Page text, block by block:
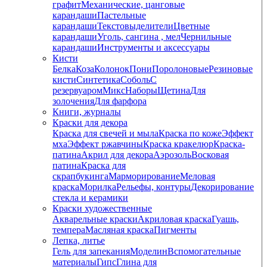
графитМеханические, цанговые
карандашиПастельные
карандашиТекстовыделителиЦветные
карандашиУголь, сангина , мелЧернильные
карандашиИнструменты и аксессуары
Кисти
БелкаКозаКолонокПониПоролоновыеРезиновые
кистиСинтетикаСобольС
резервуаромМиксНаборыЩетинаДля
золоченияДля фарфора
Книги, журналы
Краски для декора
Краска для свечей и мылаКраска по кожеЭффект
мхаЭффект ржавчиныКраска кракелюрКраска-
патинаАкрил для декораАэрозольВосковая
патинаКраска для
скрапбукингаМарморированиеМеловая
краскаМорилкаРельефы, контурыДекорирование
стекла и керамики
Краски художественные
Акварельные краскиАкриловая краскаГуашь,
темпераМасляная краскаПигменты
Лепка, литье
Гель для запеканияМоделинВспомогательные
материалыГипсГлина для